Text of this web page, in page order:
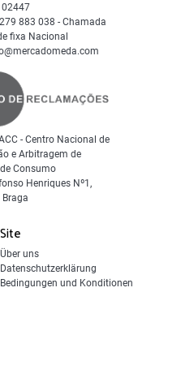
Site
Über uns
Datenschutzerklärung
Bedingungen und Konditionen
279 883 038 - Chamada
fixa Nacional
- Centro Nacional de
e Arbitragem de
Consumo
Henriques Nº1,